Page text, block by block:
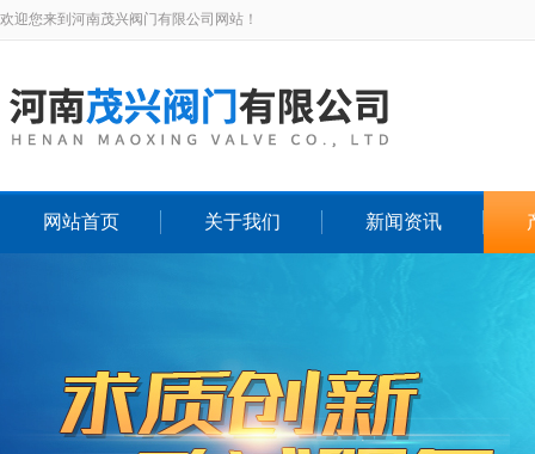
欢迎您来到河南茂兴阀门有限公司网站！
网站首页 关于我们 新闻资讯